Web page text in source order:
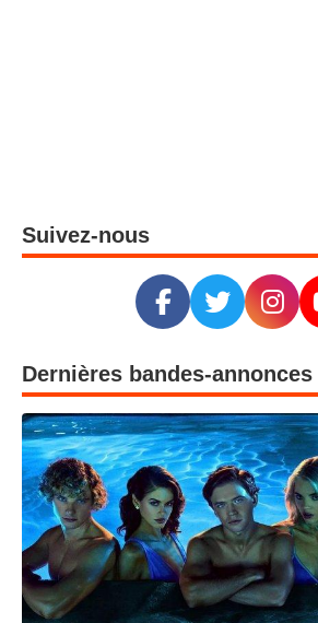
Suivez-nous
Dernières bandes-annonces